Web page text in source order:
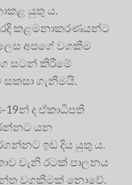
යුතු ය.
කළමනාකරණයන්ට
අපගේ වගකීම
සටන් කිරීමේ
ගැනීමයි.
ද ඒකාධිපති
යන
ඉඩ දිය යුතු ය.
වැනි රටක් පාලනය
වගකීමක් නොවේ.